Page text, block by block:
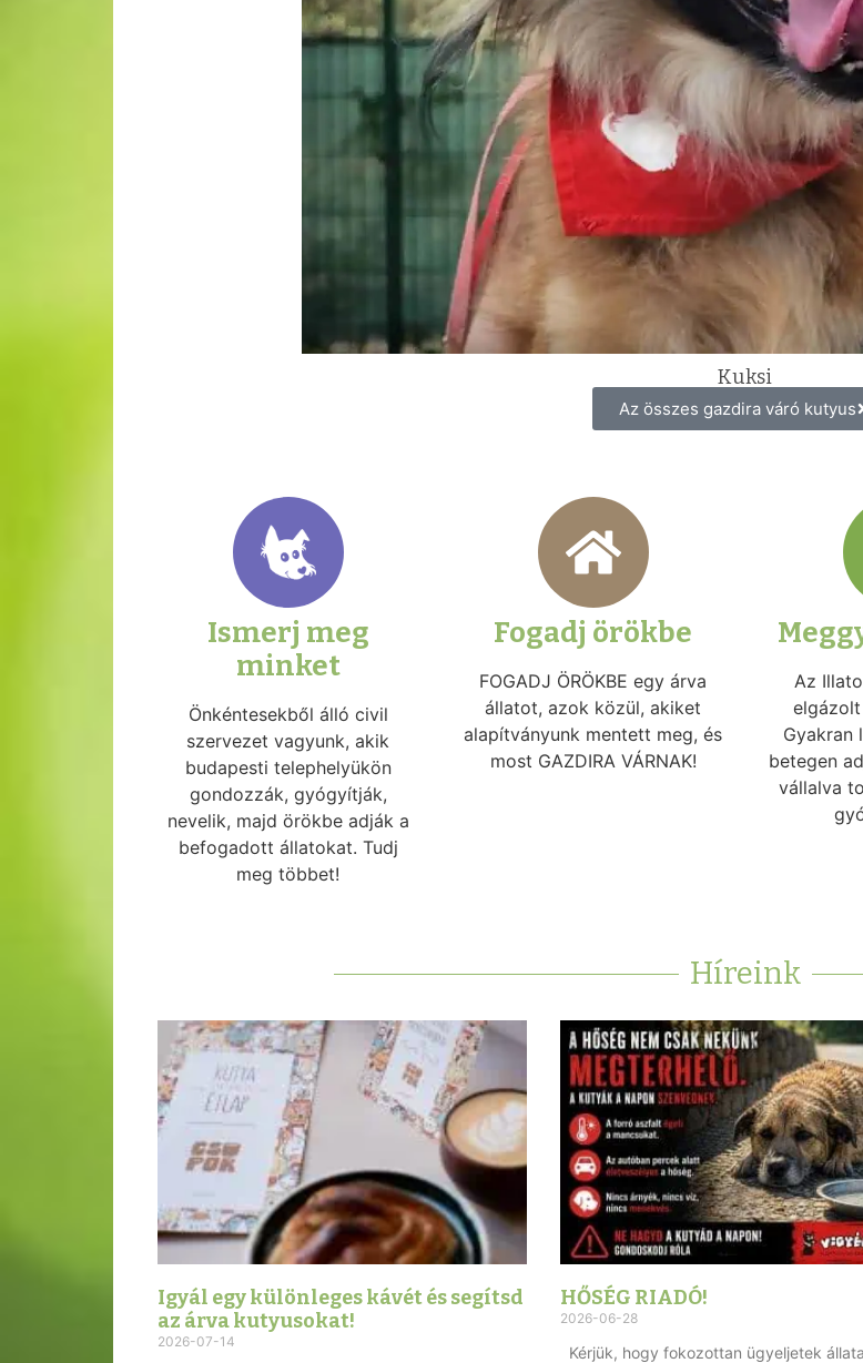
Kuksi
Az összes gazdira váró kutyus
Ismerj meg
minket
Önkéntesekből álló civil
szervezet vagyunk, akik
budapesti telephelyükön
gondozzák, gyógyítják,
nevelik, majd örökbe adják a
befogadott állatokat. Tudj
meg többet!
Fogadj örökbe
FOGADJ ÖRÖKBE egy árva
állatot, azok közül, akiket
alapítványunk mentett meg, és
most GAZDIRA VÁRNAK!
Az
Gyakran
betegen
vállalva
Híreink
Igyál egy különleges kávét és segítsd
az árva kutyusokat!
2026-07-14
HŐSÉG RIADÓ!
2026-06-28
Kérjük, hogy fokozottan ügyeljetek